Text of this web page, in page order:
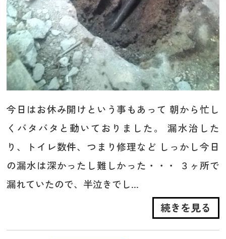
今日はお休み開けという事もあって 朝から忙し
くバタバタと動いておりました。 漏水治した
り、トイレ数件、つまり修理など しっかし今日
の漏水は深かったし難しかった・・・ ３ヶ所で
漏れていたので、半泣きでし...
続きを見る